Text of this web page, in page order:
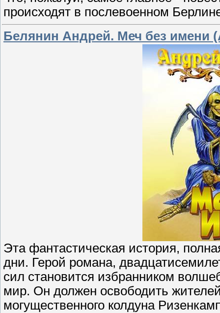
происходят в послевоенном
Белянин Андрей. Меч без имени
Эта фантастическая история,
дни. Герой романа,
сил становится избранником
мир. Он должен освободить
могущественного колдуна